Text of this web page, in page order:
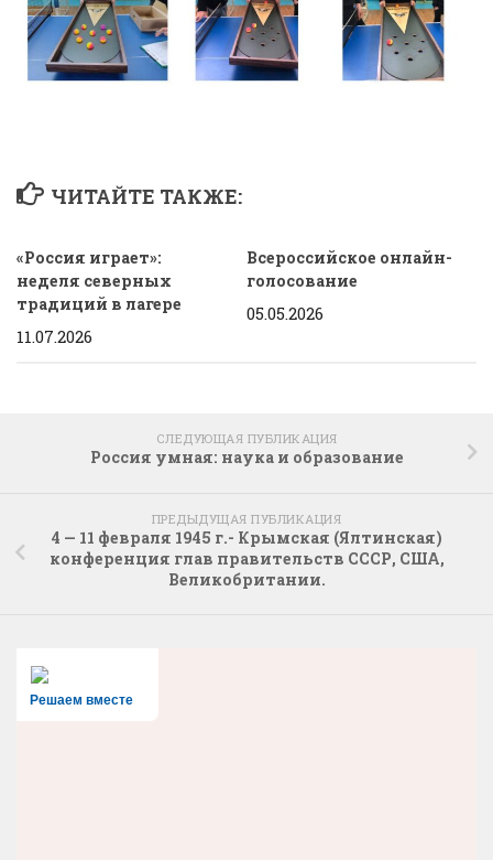
ЧИТАЙТЕ ТАКЖЕ:
«Россия играет»:
неделя северных
традиций в лагере
11.07.2026
Всероссийское онлайн-
голосование
05.05.2026
СЛЕДУЮЩАЯ ПУБЛИКАЦИЯ
Россия умная: наука и образование
ПРЕДЫДУЩАЯ ПУБЛИКАЦИЯ
4 — 11 февраля 1945 г.- Крымская (Ялтинская)
конференция глав правительств СССР, США,
Великобритании.
Решаем вместе